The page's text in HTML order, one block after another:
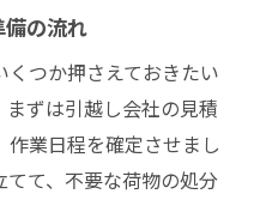
の流れ
つか押さえておきたい
ずは引越し会社の見積
業日程を確定させまし
てて、不要な荷物の処分